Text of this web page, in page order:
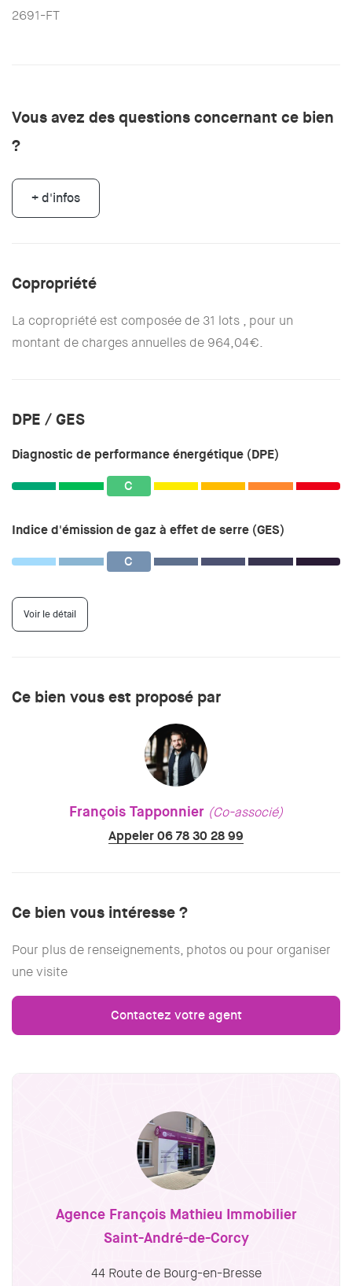
2691-FT
Vous avez des questions concernant ce bien
?
+ d'infos
Copropriété
La copropriété est composée de 31 lots , pour un
montant de charges annuelles de 964,04€.
DPE / GES
Diagnostic de performance énergétique (DPE)
C
Indice d'émission de gaz à effet de serre (GES)
C
Voir le détail
Ce bien vous est proposé par
François Tapponnier (Co-associé)
Appeler 06 78 30 28 99
Ce bien vous intéresse ?
Pour plus de renseignements, photos ou pour organiser
une visite
Contactez votre agent
Agence François Mathieu Immobilier
Saint-André-de-Corcy
44 Route de Bourg-en-Bresse